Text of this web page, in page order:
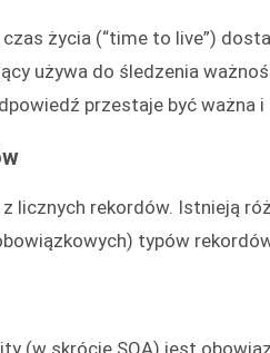
życia (“time to live”)
używa do śledzenia
przestaje być ważna
z licznych rekordów. Istnieją
typów
(w skrócie SOA) jest